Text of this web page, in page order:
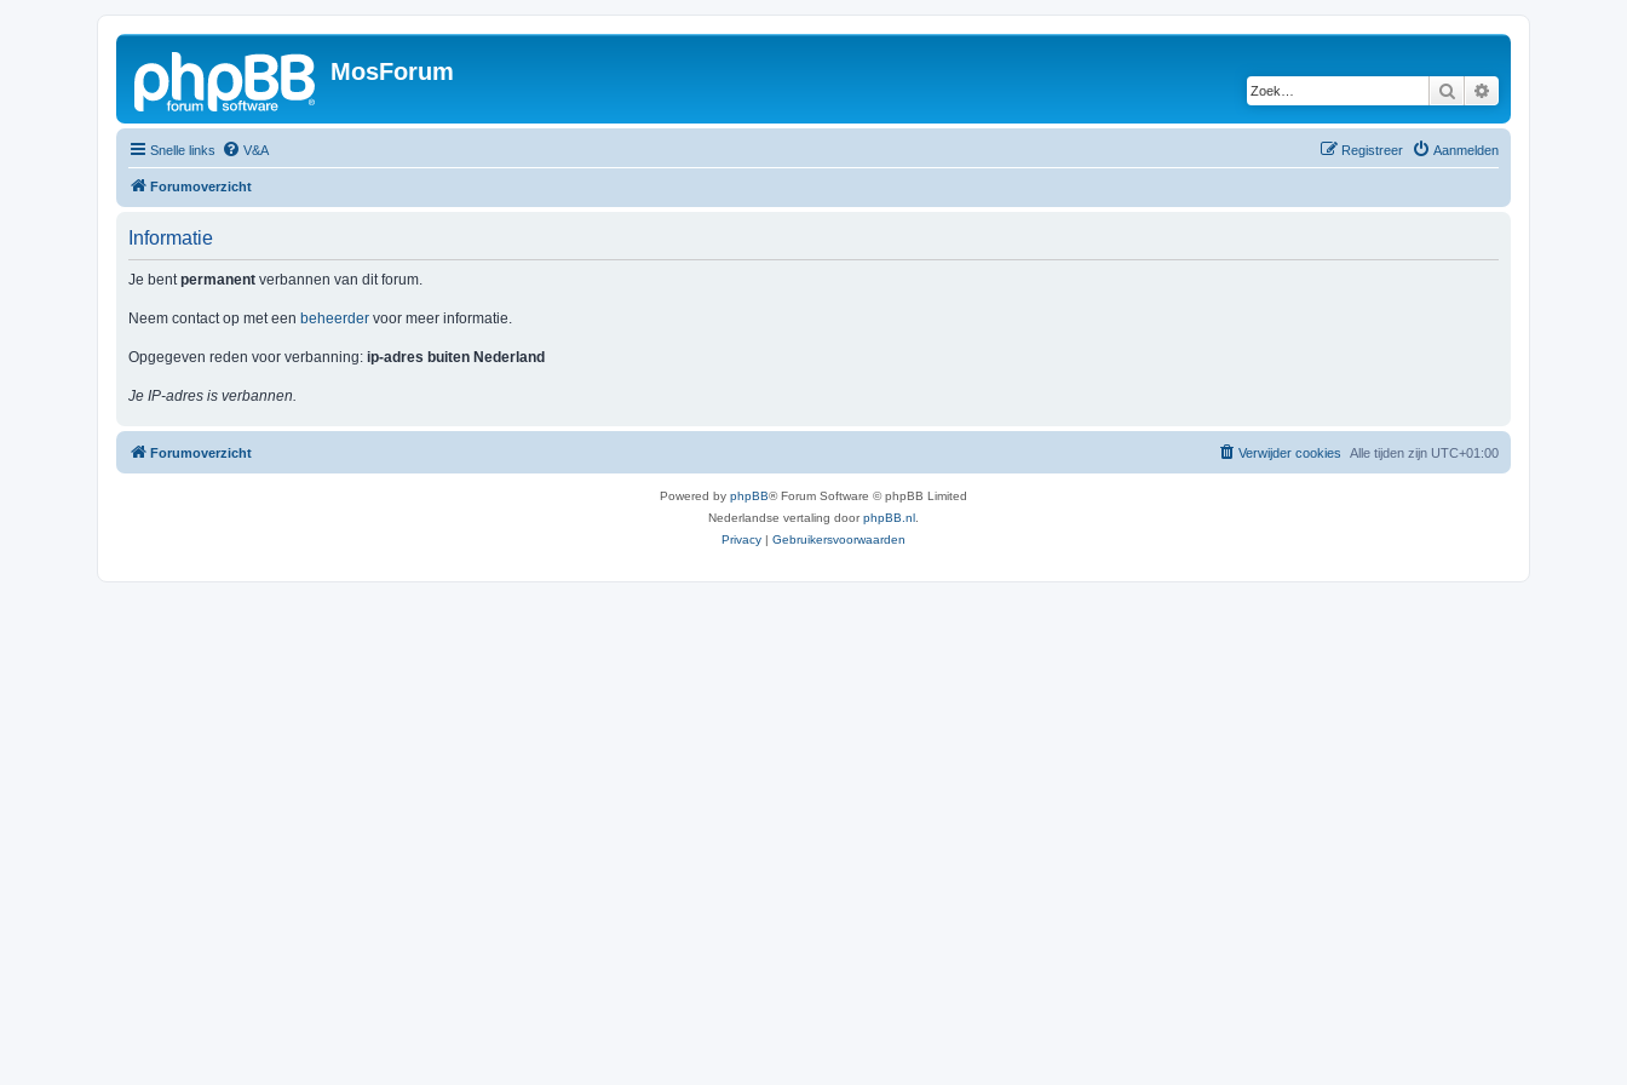
MosForum
Zoek
Snelle links V&A Aanmelden
Registreer
Forumoverzicht
Informatie
Je bentpermanent verbannen van dit forum.
Neem contact op met een beheerder voor meer informatie.
Opgegeven reden voor verbanning: ip-adres buiten Nederland
Je IP-adres is verbannen.
Forumoverzicht Alle tijden zijn UTC+01:00
Verwijder cookies
Powered by phpBB® Forum Software © phpBB Limited
Nederlandse vertaling doorphpBB.nl
Privacy | Gebruikersvoorwaarden